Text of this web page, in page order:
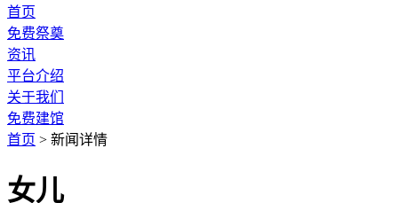
首页
免费祭奠
资讯
平台介绍
关于我们
免费建馆
首页 > 新闻详情
女儿